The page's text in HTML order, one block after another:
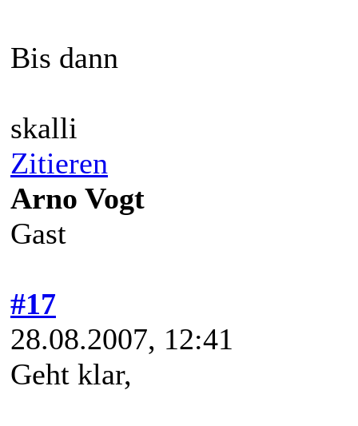
Bis dann
skalli
Zitieren
Arno Vogt
Gast
#17
28.08.2007, 12:41
Geht klar,